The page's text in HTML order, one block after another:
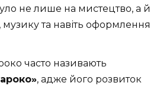
не лише на мистецтво, а й
музику та навіть оформлення
часто називають
, адже його розвиток